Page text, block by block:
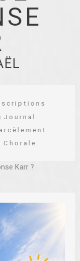
Journal
Chorale
Karr ?